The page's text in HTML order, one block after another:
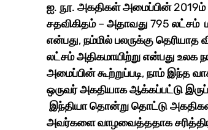
ஐ. நூ. அகதிகள் அமைப்பின்
சதவிகிதம் – அதாவது 795 லட்சம்
என்பது, நம்மில் பலருக்கு
லட்சம் அதிகமாயிற்று என்பது உலக
அமைப்பின் கூற்றுப்படி, நாம் இந்த
ஒருவர் அகதியாக ஆக்கப்பட்டு
அவர்களை வாழவைத்ததாக